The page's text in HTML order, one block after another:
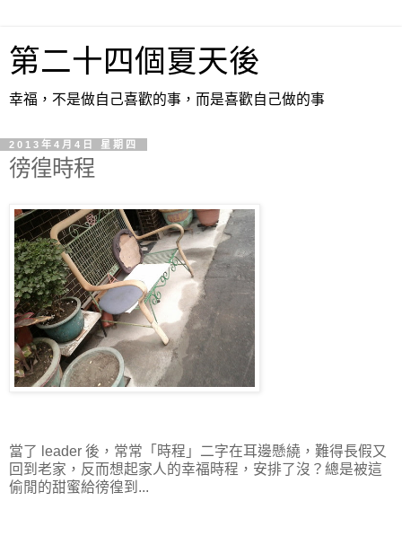
第二十四個夏天後
幸福，不是做自己喜歡的事，而是喜歡自己做的事
2013年4月4日 星期四
徬徨時程
當了 leader 後，常常「時程」二字在耳邊懸繞，難得長假又
回到老家，反而想起家人的幸福時程，安排了沒？總是被這
偷閒的甜蜜給徬徨到...